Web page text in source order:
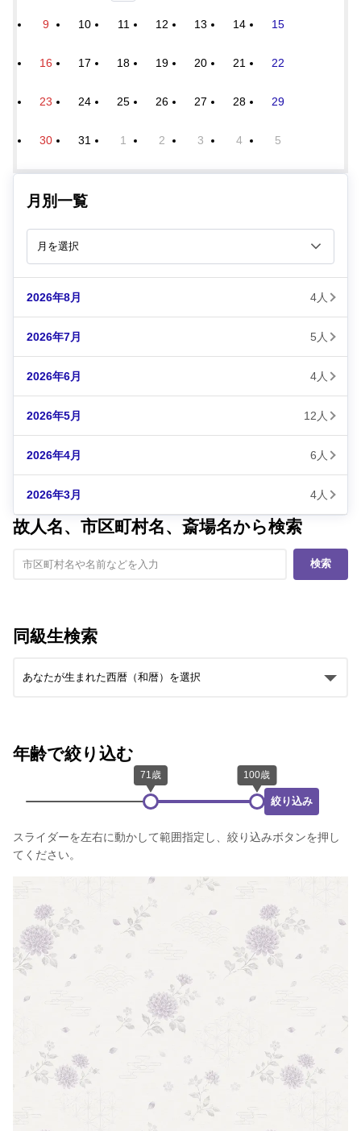
9 10 11 12 13 14 15
16 17 18 19 20 21 22
23 24 25 26 27 28 29
30 31 1 2 3 4 5
月別一覧
2026年8月 4人
2026年7月 5人
2026年6月 4人
2026年5月 12人
2026年4月 6人
2026年3月 4人
故人名、市区町村名、斎場名から検索
検索
同級生検索
年齢で絞り込む
絞り込み
スライダーを左右に動かして範囲指定し、絞り込みボタンを押し
てください。